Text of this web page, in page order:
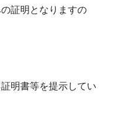
証明となりますの
明書等を提示してい